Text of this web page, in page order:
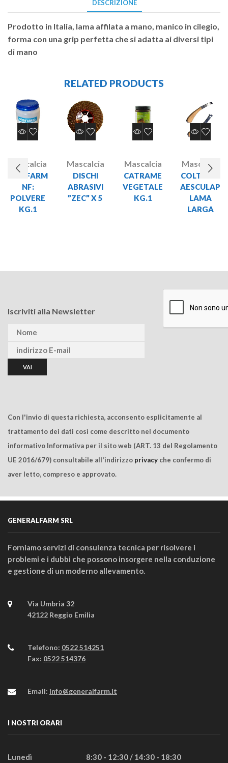
DESCRIZIONE
Prodotto in Italia, lama affilata a mano, manico in cilegio,
forma con una grip perfetta che si adatta ai diversi tipi
di mano
RELATED PRODUCTS
Mascalcia
PEDIFARM
NF:
POLVERE
KG.1
Mascalcia
DISCHI
ABRASIVI
”ZEC” X 5
Mascalcia
CATRAME
VEGETALE
KG.1
Mascalcia
COLTELLO
AESCULAP
LAMA
LARGA
Iscriviti alla Newsletter
Con l'invio di questa richiesta, acconsento esplicitamente al
trattamento dei dati così come descritto nel documento
informativo Informativa per il sito web (ART. 13 del Regolamento
UE 2016/679) consultabile all'indirizzo privacy che confermo di
aver letto, compreso e approvato.
GENERALFARM SRL
Forniamo servizi di consulenza tecnica per risolvere i
problemi e i dubbi che possono insorgere nella conduzione
e gestione di un moderno allevamento.
Via Umbria 32
42122 Reggio Emilia
Telefono: 0522 514251
Fax: 0522 514376
Email: info@generalfarm.it
I NOSTRI ORARI
Lunedì 8:30 - 12:30 / 14:30 - 18:30